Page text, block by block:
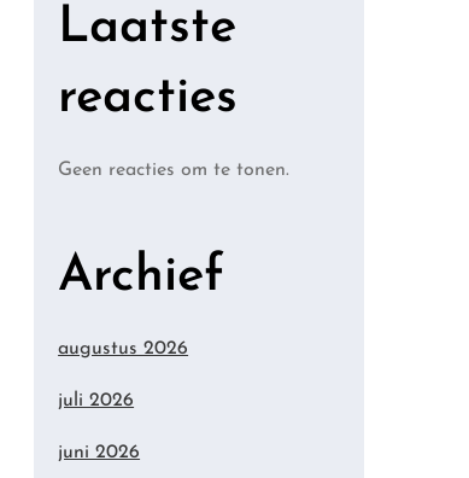
Laatste
reacties
Geen reacties om te tonen.
Archief
augustus 2026
juli 2026
juni 2026